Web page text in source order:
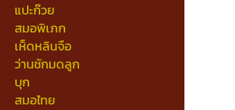
แปะก๊วย
สมอพิเภก
เห็ดหลินจือ
ว่านชักมดลูก
บุก
สมอไทย